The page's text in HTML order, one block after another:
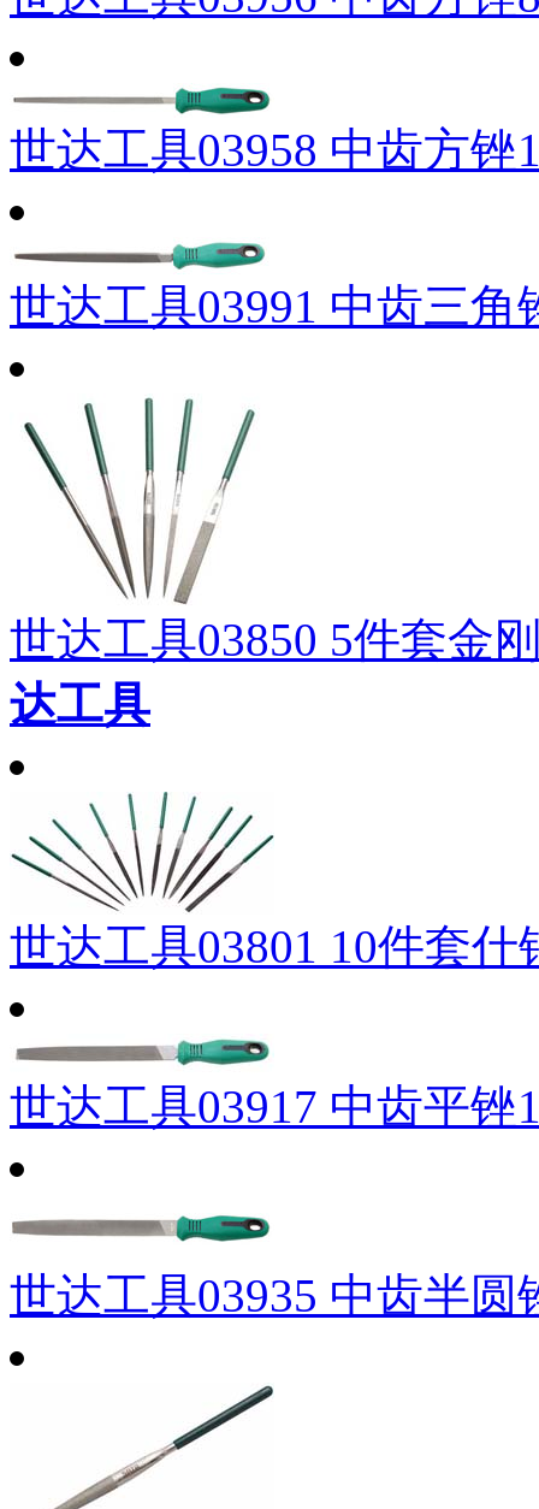
世达工具03958 中齿方锉
世达工具03991 中齿三角
世达工具03850 5件套金
达工具
世达工具03801 10件套
世达工具03917 中齿平锉
世达工具03935 中齿半圆